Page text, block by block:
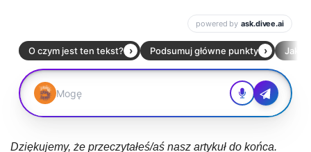
Dziękujemy, że przeczytałeś/aś nasz artykuł do końca.